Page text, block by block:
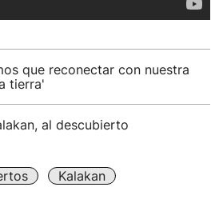
que reconectar con nuestra
tierra'
al descubierto
Kalakan